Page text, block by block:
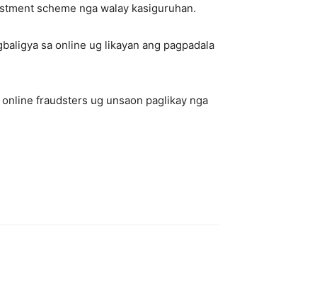
scheme nga walay kasiguruhan.
sa online ug likayan ang pagpadala
fraudsters ug unsaon paglikay nga